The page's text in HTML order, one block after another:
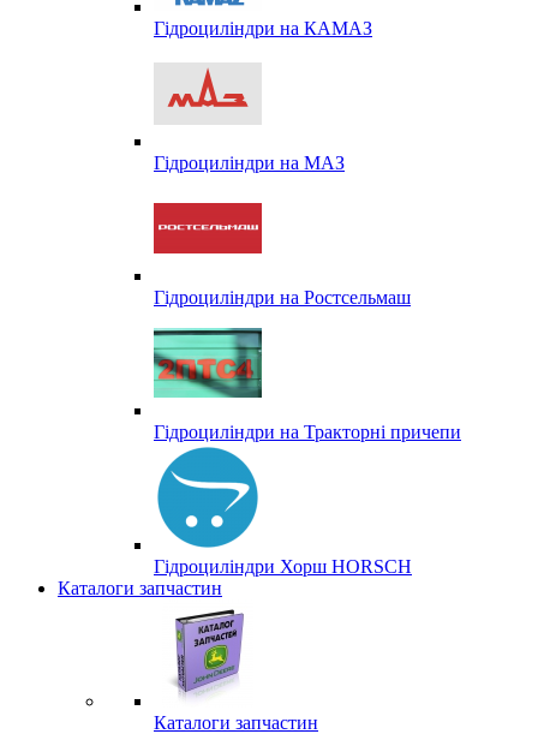
Гідроциліндри на КАМАЗ
Гідроциліндри на МАЗ
Гідроциліндри на Ростсельмаш
Гідроциліндри на Тракторні причепи
Гідроциліндри Хорш HORSCH
Каталоги запчастин
Каталоги запчастин